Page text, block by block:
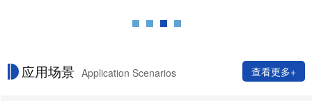
应用场景 Application Scenarios 查看更多+